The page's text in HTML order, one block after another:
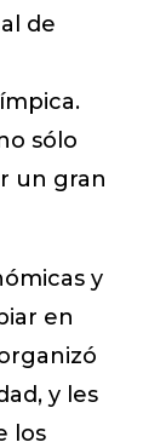
de
sólo
un gran
y
en
y les
los